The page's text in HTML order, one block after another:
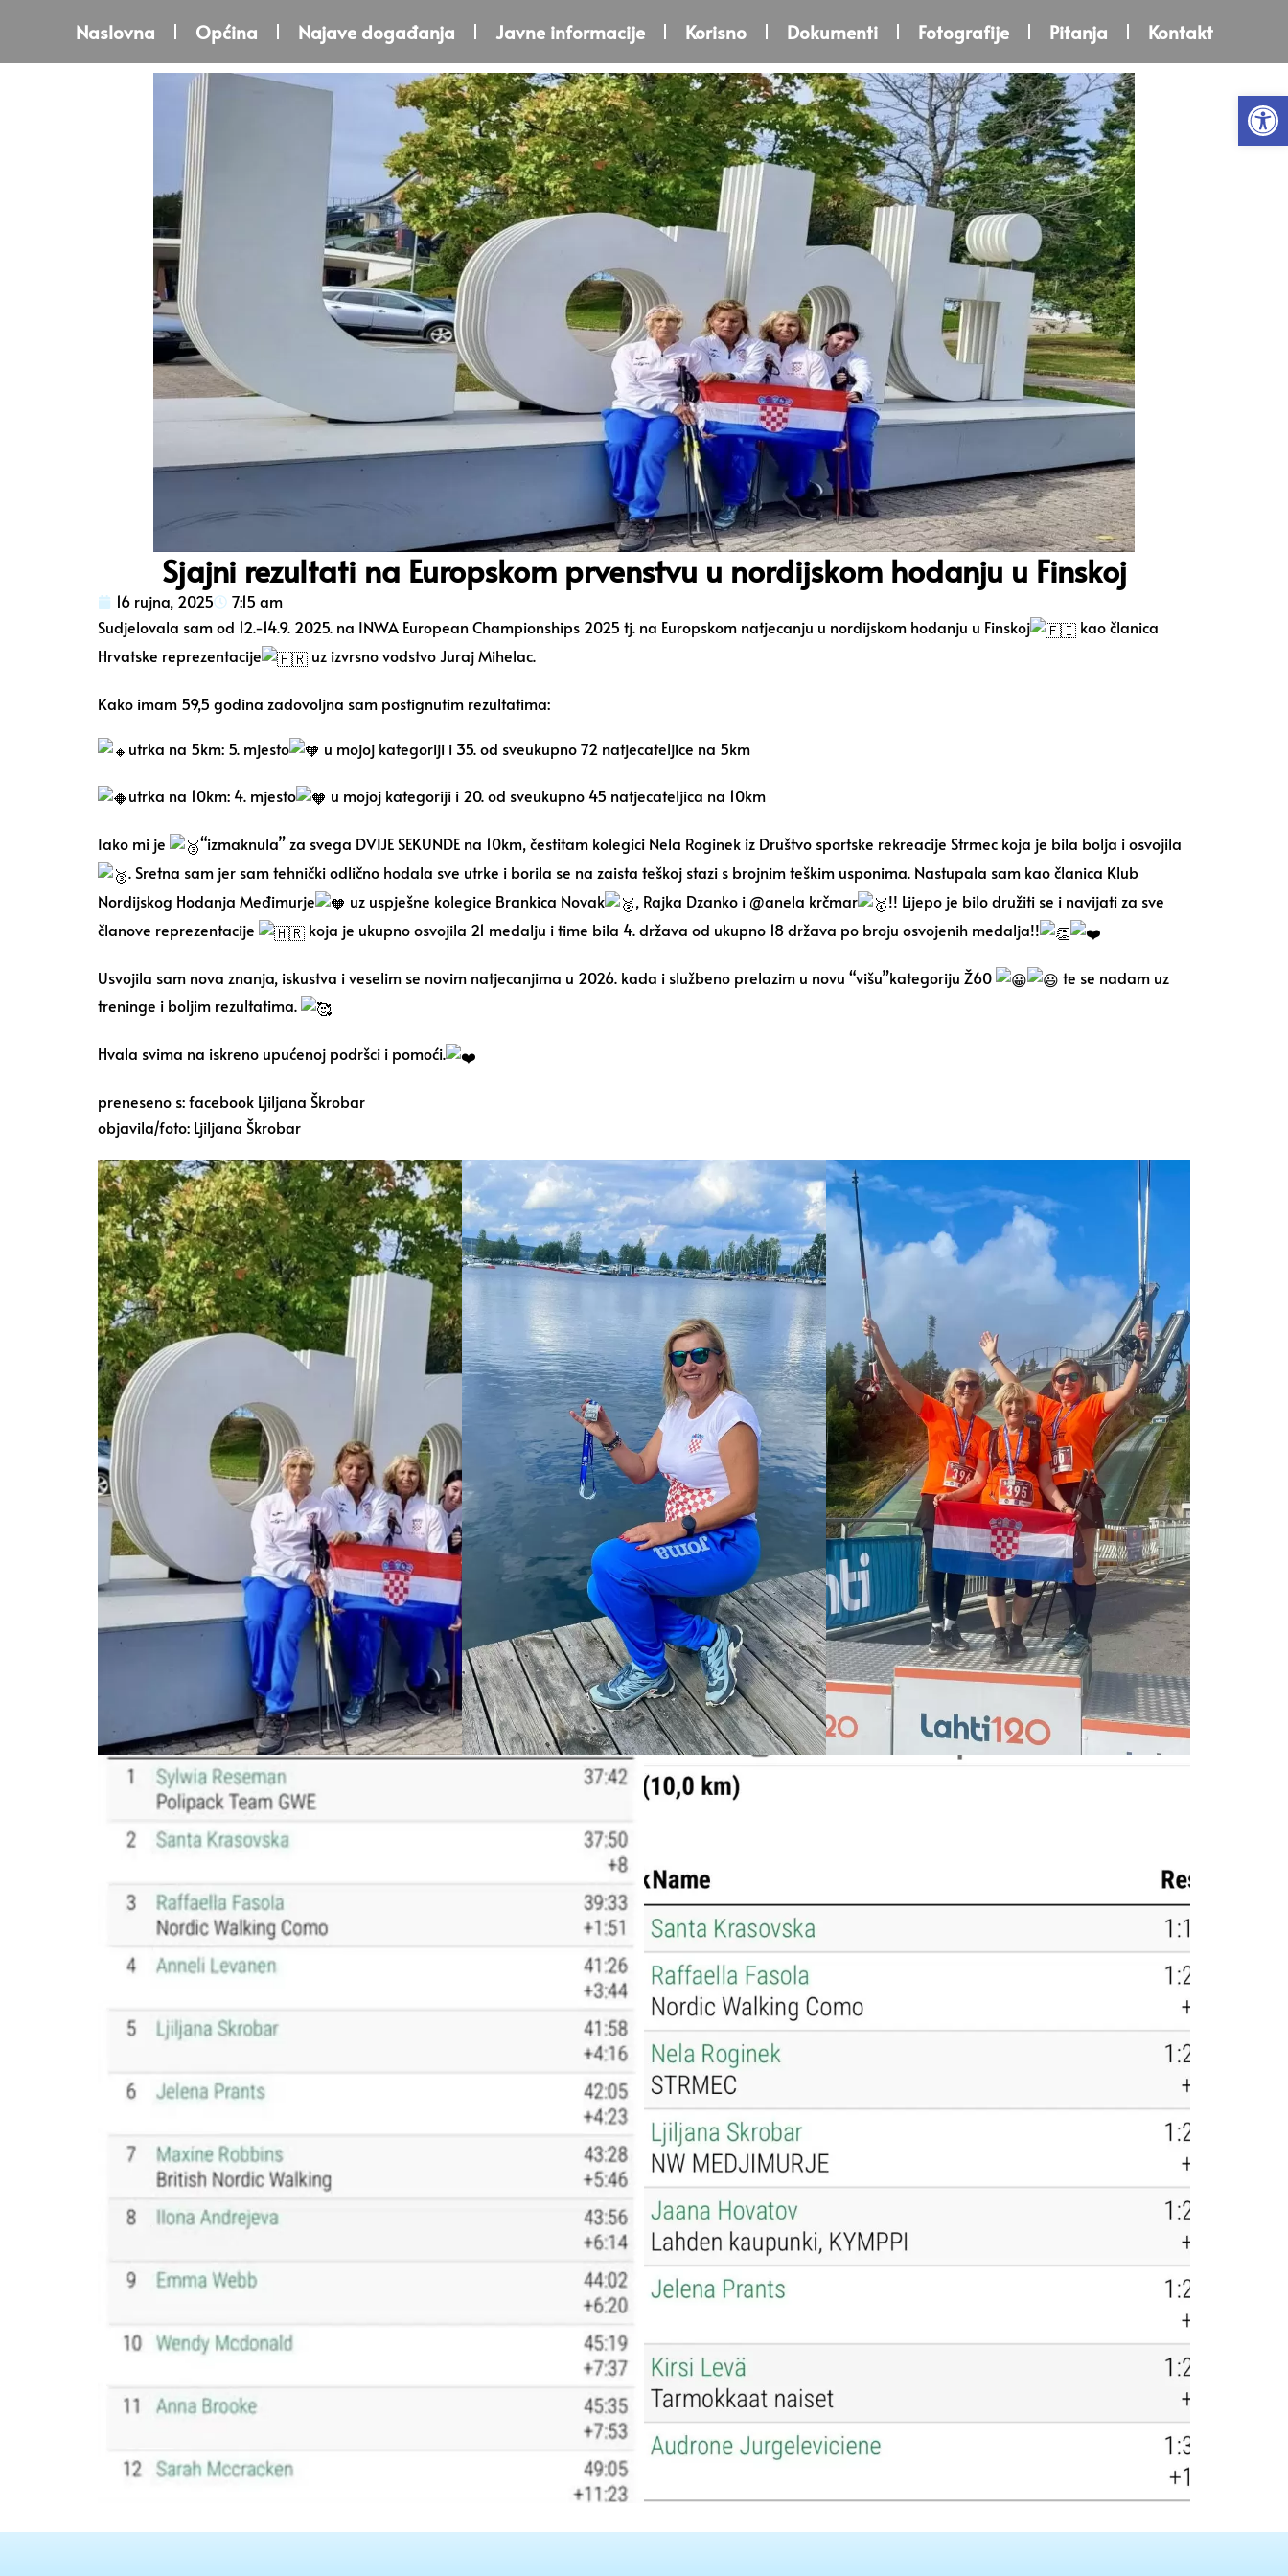
Naslovna Općina Najave događanja Javne informacije Korisno Dokumenti Fotografije Pitanja Kontakt
Sjajni rezultati na Europskom prvenstvu u nordijskom hodanju u Finskoj
16 rujna, 2025
7:15 am
Sudjelovala sam od 12.-14.9. 2025. na INWA European Championships 2025 tj. na Europskom natjecanju u nordijskom hodanju u Finskoj
kao članica
Hrvatske reprezentacije uz izvrsno vodstvo Juraj Mihelac.
Kako imam 59,5 godina zadovoljna sam postignutim rezultatima:
utrka na 5km: 5. mjesto u mojoj kategoriji i 35. od sveukupno 72 natjecateljice na 5km
utrka na 10km: 4. mjesto u mojoj kategoriji i 20. od sveukupno 45 natjecateljica na 10km
Iako mi je “izmaknula” za svega DVIJE SEKUNDE na 10km, čestitam kolegici Nela Roginek iz Društvo sportske rekreacije Strmec koja je bila bolja i osvojila
. Sretna sam jer sam tehnički odlično hodala sve utrke i borila se na zaista teškoj stazi s brojnim teškim usponima. Nastupala sam kao članica Klub
Nordijskog Hodanja Međimurje
uz uspješne kolegice Brankica Novak , Rajka Dzanko i @anela krčmar
!! Lijepo je bilo družiti se i navijati za sve
članove reprezentacije
koja je ukupno osvojila 21 medalju i time bila 4. država od ukupno 18 država po broju osvojenih medalja!!
Usvojila sam nova znanja, iskustva i veselim se novim natjecanjima u 2026. kada i službeno prelazim u novu “višu”kategoriju Ž60
te se nadam uz
treninge i boljim rezultatima.
Hvala svima na iskreno upućenoj podršci i pomoći.
preneseno s: facebook Ljiljana Škrobar
objavila/foto: Ljiljana Škrobar